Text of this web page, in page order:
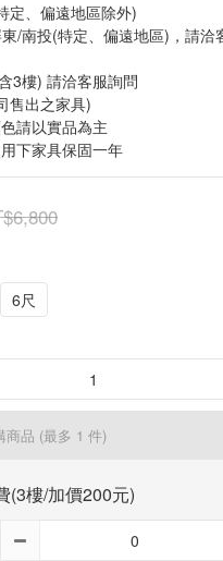
定、偏遠地區除外)
東/南投(特定、偏遠地區)，請洽
3樓) 請洽客服詢問
售出之家具)
請以實品為主
下家具保固一年
6尺
商品 (最多 1 件)
(3樓/加價200元)